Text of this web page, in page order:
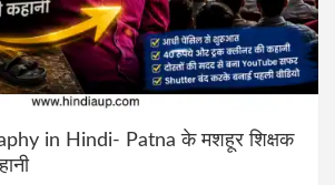
in Hindi- Patna के मशहूर शिक्षक